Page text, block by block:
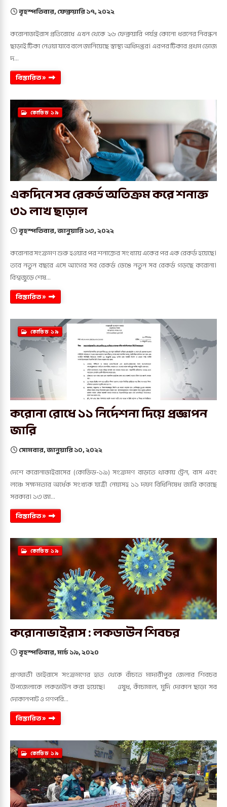
বৃহস্পতিবার, ফেব্রুয়ারি ১৭, ২০২২
করোনাভাইরাস প্রতিরোধে এখন থেকে ২৬ ফেব্রুয়ারি পর্যন্ত কোনো ধরনের নিবন্ধন
ছাড়াই টিকা নেওয়া যাবে বলে জানিয়েছে স্বাস্থ্য অধিদপ্তর। এরপর টিকার প্রথম ডোজ
দ…
বিস্তারিত »
কোভিড ১৯
একদিনে সব রেকর্ড অতিক্রম করে শনাক্ত
৩১ লাখ ছাড়াল
বৃহস্পতিবার, জানুয়ারি ১৩, ২০২২
করোনার সংক্রমণ শুরু হওয়ার পর শনাক্তের সংখ্যায় একের পর এক রেকর্ড হয়েছে।
তবে নতুন বছরে এসে আগের সব রেকর্ড ভেঙে নতুন সব রেকর্ড গড়ছে করোনা।
বিশ্বজুড়ে শেষ…
বিস্তারিত »
কোভিড ১৯
করোনা রোধে ১১ নির্দেশনা দিয়ে প্রজ্ঞাপন
জারি
সোমবার, জানুয়ারি ১০, ২০২২
দেশে করোনাভাইরাসের (কোভিড-১৯) সংক্রমণ বাড়তে থাকায় ট্রেন, বাস এবং
লঞ্চে সক্ষমতার অর্ধেক সংখ্যক যাত্রী নেয়াসহ ১১ দফা বিধিনিষেধ জারি করেছে
সরকার। ১৩ জা…
বিস্তারিত »
কোভিড ১৯
করোনাভাইরাস : লকডাউন শিবচর
বৃহস্পতিবার, মার্চ ১৯, ২০২০
প্রাণঘাতী ভাইরাসে সংক্রমণের হাত থেকে বাঁচতে মাদারীপুর জেলার শিবচর
উপজেলাকে লকডাউন করা হয়েছে। ওষুধ, কাঁচামাল, মুদি দোকান ছাড়া সব
দোকানপাট ও গণপরি…
বিস্তারিত »
কোভিড ১৯